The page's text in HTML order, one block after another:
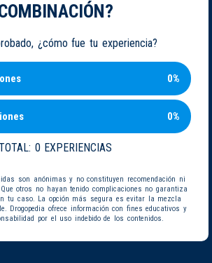
¿cómo fue tu experiencia?
0%
0%
0 EXPERIENCIAS
son anónimas y no constituyen recomendación ni
otros no hayan tenido complicaciones no garantiza
tu caso. La opción más segura es evitar la mezcla
Drogopedia ofrece información con fines educativos y
por el uso indebido de los contenidos.